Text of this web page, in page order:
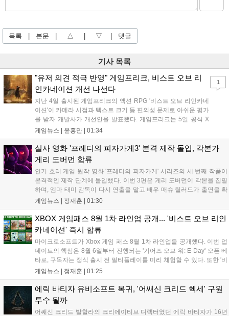
목록 본문 △ ▽ 댓글
기사 목록
"유저 의견 적극 반영" 게임프리크, 비스트 오브 리
인카네이션 개선 나선다
지난 4일 출시된 게임프리크의 액션 RPG '비스트 오브 리인카네
이션'이 카메라 시점과 텍스트 크기 등 편의성 문제로 아쉬운 평가
를 받자 개발사가 개선안을 발표했다. 게임프리크는 5일 공식 X
를 통해 1주일 이내에 카메라 조정, 텍스트 확대, 스토리 템포 개
유저 피드백을 적극 수용해 지속적인 업데이트를 약속한 이번 조
치가 게임의 평가를 반전시킬 수 있을지 주목된다....
게임뉴스 | 윤홍만 | 01:34
1
실사 영화 '프레디의 피자가게3' 본격 제작 돌입, 각본가
게리 도버먼 합류
인기 호러 게임 원작 영화 '프레디의 피자가게' 시리즈의 세 번째 작품이
본격적인 제작 단계에 돌입했다. 이번 3편은 게리 도버먼이 각본을 집필
하며, 엠마 태미 감독이 다시 연출을 맡고 배우 매슈 릴러드가 출연을 확
정했다. 제작은 블룸하우스와 유니버설 픽처스가 담당한다. 다만 조시
되지 않았으며, 향후 제작진의 공식 발표를 통해 세부 사항이 공개될 예
정이다....
게임뉴스 | 정재훈 | 01:30
XBOX 게임패스 8월 1차 라인업 공개... '비스트 오브 리인
카네이션' 즉시 합류
마이크로소프트가 Xbox 게임 패스 8월 1차 라인업을 공개했다. 이번 업
데이트의 핵심은 8월 6일부터 진행되는 '기어즈 오브 워: E-Day' 오픈 베
타로, 구독자는 정식 출시 전 멀티플레이를 미리 체험할 수 있다. 또한 '비
스트 오브 리인카네이션' 등 신작들이 출시 당일부터 제공되며, '마피아:
게임 패스를 통해 최신 퍼스트파티 타이틀과 다양한 장르의 게임을 콘
솔, PC, 클라우드 환경에서 폭넓게 제공하며 생태계를 확장할 계획이
다....
게임뉴스 | 정재훈 | 01:25
에릭 바티자 유비소프트 복귀, '어쌔신 크리드 헥세' 구원
투수 될까
어쌔신 크리드 발할라의 크리에이티브 디렉터였던 에릭 바티자가 16년